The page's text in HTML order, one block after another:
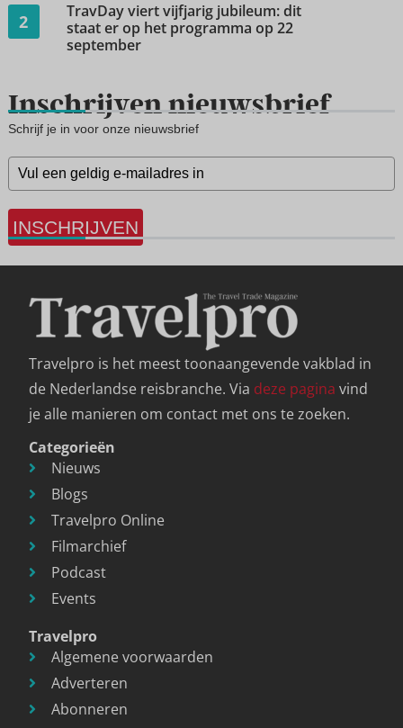
2
TravDay viert vijfjarig jubileum: dit
staat er op het programma op 22
september
Inschrijven nieuwsbrief
Schrijf je in voor onze nieuwsbrief
INSCHRIJVEN
Travelpro is het meest toonaangevende vakblad in
de Nederlandse reisbranche. Via deze pagina vind
je alle manieren om contact met ons te zoeken.
Categorieën
Nieuws
Blogs
Travelpro Online
Filmarchief
Podcast
Events
Travelpro
Algemene voorwaarden
Adverteren
Abonneren